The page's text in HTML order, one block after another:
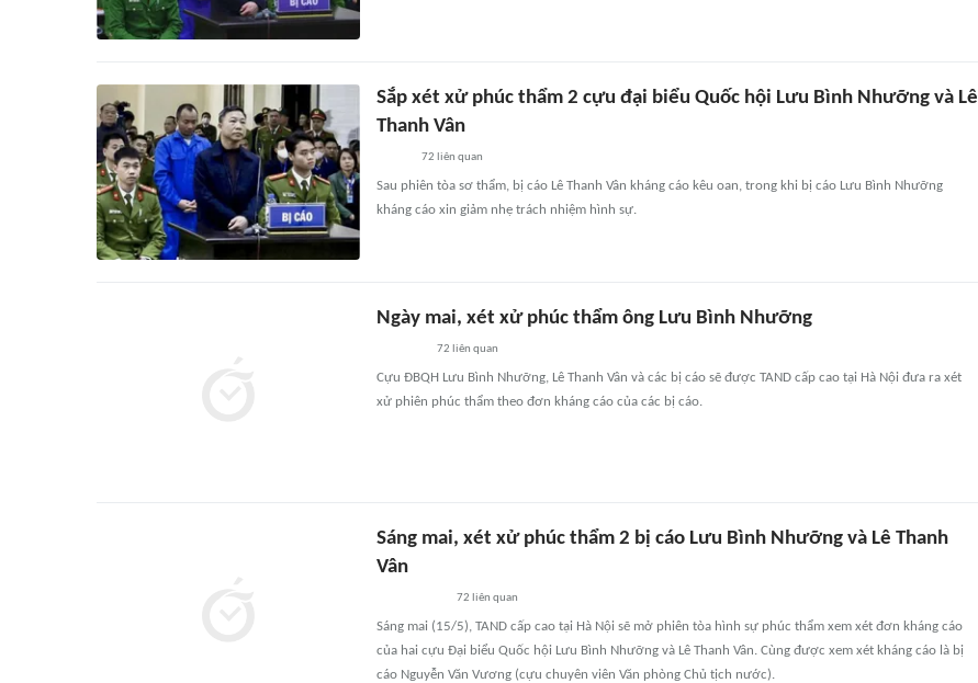
Sắp xét xử phúc thẩm 2 cựu đại biểu Quốc hội Lưu Bình Nhưỡng và Lê
Thanh Vân
72 liên quan
Sau phiên tòa sơ thẩm, bị cáo Lê Thanh Vân kháng cáo kêu oan, trong khi bị cáo Lưu Bình Nhưỡng
kháng cáo xin giảm nhẹ trách nhiệm hình sự.
Ngày mai, xét xử phúc thẩm ông Lưu Bình Nhưỡng
72 liên quan
Cựu ĐBQH Lưu Bình Nhưỡng, Lê Thanh Vân và các bị cáo sẽ được TAND cấp cao tại Hà Nội đưa ra xét
xử phiên phúc thẩm theo đơn kháng cáo của các bị cáo.
Sáng mai, xét xử phúc thẩm 2 bị cáo Lưu Bình Nhưỡng và Lê Thanh
Vân
72 liên quan
Sáng mai (15/5), TAND cấp cao tại Hà Nội sẽ mở phiên tòa hình sự phúc thẩm xem xét đơn kháng cáo
của hai cựu Đại biểu Quốc hội Lưu Bình Nhưỡng và Lê Thanh Vân. Cùng được xem xét kháng cáo là bị
cáo Nguyễn Văn Vương (cựu chuyên viên Văn phòng Chủ tịch nước).